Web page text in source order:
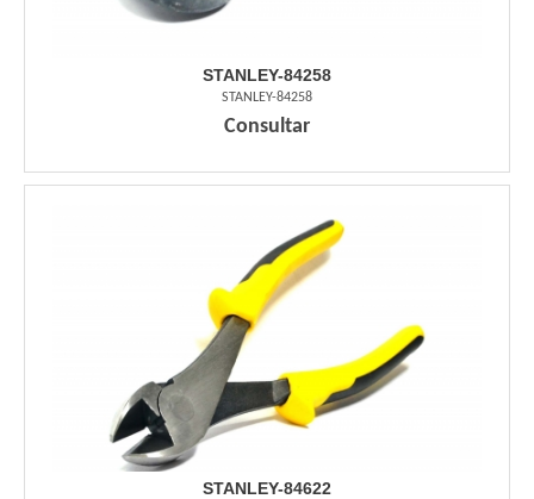
STANLEY-84258
STANLEY-84258
Consultar
STANLEY-84622